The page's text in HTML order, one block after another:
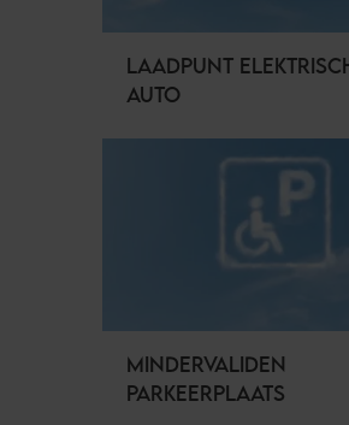
LAADPUNT
AUTO
MINDERVALIDEN
PARKEERPLAATS